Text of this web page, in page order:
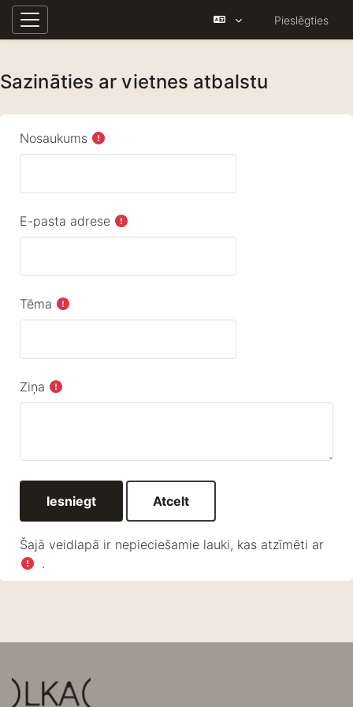
Sānu panelis
Pieslēgties
Sazināties ar vietnes atbalstu
Nosaukums
E-pasta adrese
Tēma
Ziņa
Šajā veidlapā ir nepieciešamie lauki, kas atzīmēti ar
.